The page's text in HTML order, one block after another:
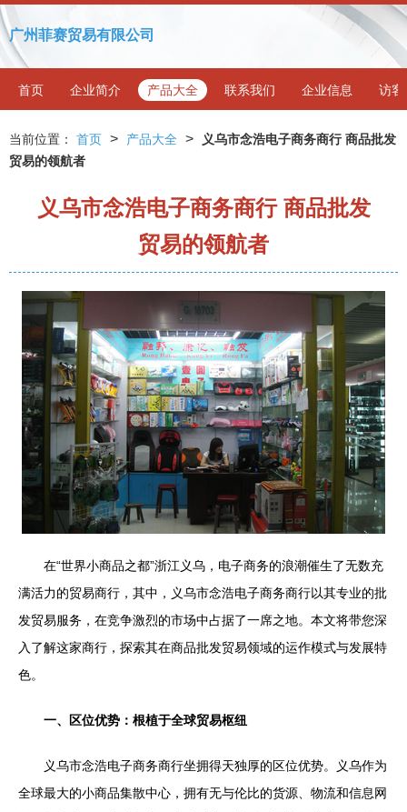
广州菲赛贸易有限公司
首页 企业简介 产品大全 联系我们 企业信息 访客
当前位置： 首页 > 产品大全 >
义乌市念浩电子商务商行 商品批发
贸易的领航者
义乌市念浩电子商务商行 商品批发
贸易的领航者
在“世界小商品之都”浙江义乌，电子商务的浪潮催生了无数充
满活力的贸易商行，其中，义乌市念浩电子商务商行以其专业的批
发贸易服务，在竞争激烈的市场中占据了一席之地。本文将带您深
入了解这家商行，探索其在商品批发贸易领域的运作模式与发展特
色。
一、区位优势：根植于全球贸易枢纽
义乌市念浩电子商务商行坐拥得天独厚的区位优势。义乌作为
全球最大的小商品集散中心，拥有无与伦比的货源、物流和信息网